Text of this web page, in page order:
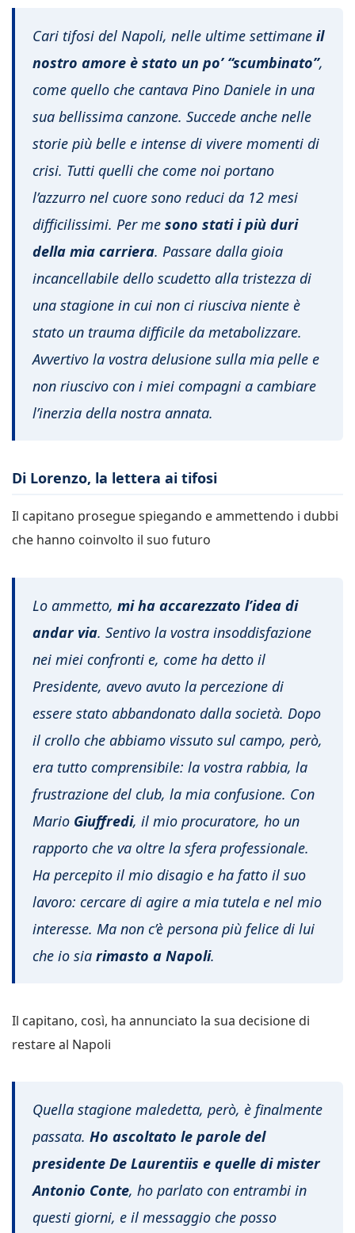
Cari tifosi del Napoli, nelle ultime settimane il
nostro amore è stato un po’ “scumbinato”,
come quello che cantava Pino Daniele in una
sua bellissima canzone. Succede anche nelle
storie più belle e intense di vivere momenti di
crisi. Tutti quelli che come noi portano
l’azzurro nel cuore sono reduci da 12 mesi
difficilissimi. Per me sono stati i più duri
della mia carriera. Passare dalla gioia
incancellabile dello scudetto alla tristezza di
una stagione in cui non ci riusciva niente è
stato un trauma difficile da metabolizzare.
Avvertivo la vostra delusione sulla mia pelle e
non riuscivo con i miei compagni a cambiare
l’inerzia della nostra annata.
Di Lorenzo, la lettera ai tifosi
Il capitano prosegue spiegando e ammettendo i dubbi
che hanno coinvolto il suo futuro
Lo ammetto, mi ha accarezzato l’idea di
andar via. Sentivo la vostra insoddisfazione
nei miei confronti e, come ha detto il
Presidente, avevo avuto la percezione di
essere stato abbandonato dalla società. Dopo
il crollo che abbiamo vissuto sul campo, però,
era tutto comprensibile: la vostra rabbia, la
frustrazione del club, la mia confusione. Con
Mario Giuffredi, il mio procuratore, ho un
rapporto che va oltre la sfera professionale.
Ha percepito il mio disagio e ha fatto il suo
lavoro: cercare di agire a mia tutela e nel mio
interesse. Ma non c’è persona più felice di lui
che io sia rimasto a Napoli.
Il capitano, così, ha annunciato la sua decisione di
restare al Napoli
Quella stagione maledetta, però, è finalmente
passata. Ho ascoltato le parole del
presidente De Laurentiis e quelle di mister
Antonio Conte, ho parlato con entrambi in
questi giorni, e il messaggio che posso